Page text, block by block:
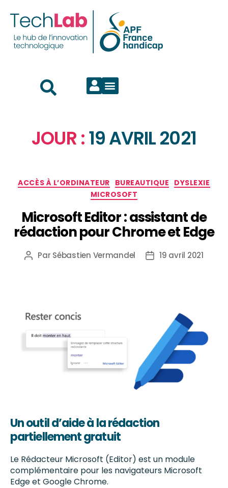
JOUR :19 AVRIL 2021
ACCÈS À L’ORDINATEUR BUREAUTIQUE DYSLEXIE
MICROSOFT
Microsoft Editor : assistant de
rédaction pour Chrome et Edge
Par Sébastien Vermandel 19 avril 2021
Un outil d’aide à la rédaction
partiellement gratuit
Le Rédacteur Microsoft (Editor) est un module
complémentaire pour les navigateurs Microsoft
Edge et Google Chrome.